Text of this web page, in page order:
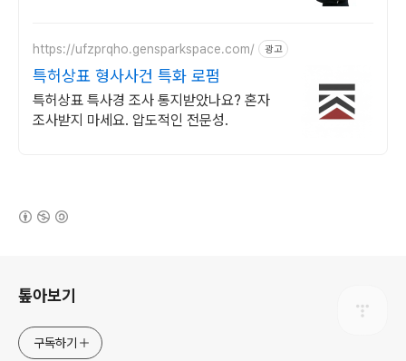
https://ufzprqho.gensparkspace.com/ 광고
특허상표 형사사건 특화 로펌
특허상표 특사경 조사 통지받았나요? 혼자
조사받지 마세요. 압도적인 전문성.
톺아보기
구독하기